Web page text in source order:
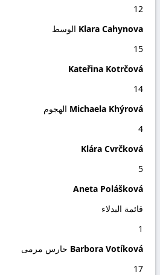
12
Klara Cahynova الوسط
15
Kateřina Kotrčová
14
Michaela Khýrová الهجوم
4
Klára Cvrčková
5
Aneta Polášková
قائمة البدلاء
1
Barbora Votíková حارس مرمى
17